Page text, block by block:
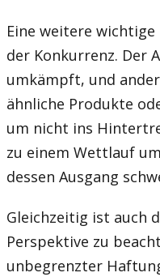
Eine weitere
der Konkurrenz. Der
umkämpft, und
ähnliche Produkte
um nicht ins
zu einem Wettlauf
dessen Ausgang
Gleichzeitig ist auch
Perspektive zu
unbegrenzter